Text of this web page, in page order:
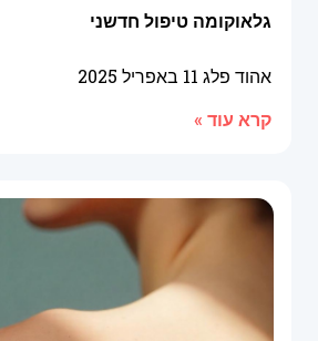
גלאוקומה טיפול חדשני
אהוד פלג 11 באפריל 2025
קרא עוד »